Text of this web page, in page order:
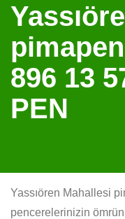
896 13
PEN
Yassıören Mahallesi
pencerelerinizin